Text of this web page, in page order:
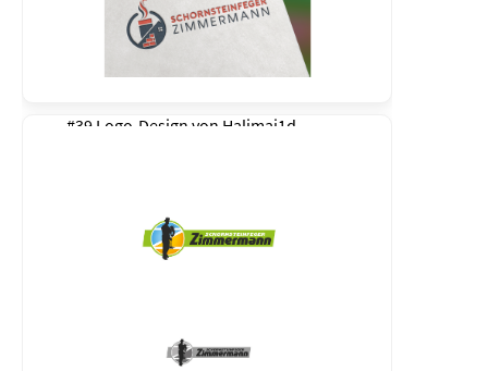
#39 Logo-Design von Halimaj1d